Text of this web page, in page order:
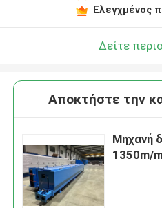
Ελεγχμένος
Δείτε
Αποκτήστε την
Μηχανή
1350m/